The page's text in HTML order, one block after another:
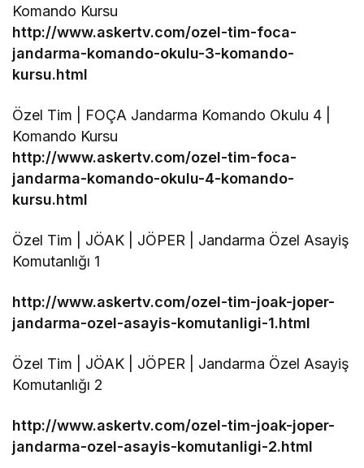
Komando Kursu
http://www.askertv.com/ozel-tim-foca-
jandarma-komando-okulu-3-komando-
kursu.html
Özel Tim | FOÇA Jandarma Komando Okulu 4 |
Komando Kursu
http://www.askertv.com/ozel-tim-foca-
jandarma-komando-okulu-4-komando-
kursu.html
Özel Tim | JÖAK | JÖPER | Jandarma Özel Asayiş
Komutanlığı 1
http://www.askertv.com/ozel-tim-joak-joper-
jandarma-ozel-asayis-komutanligi-1.html
Özel Tim | JÖAK | JÖPER | Jandarma Özel Asayiş
Komutanlığı 2
http://www.askertv.com/ozel-tim-joak-joper-
jandarma-ozel-asayis-komutanligi-2.html